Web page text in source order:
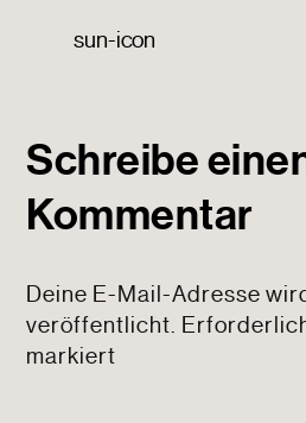
sun-icon
Schreibe
Kommentar
Deine E-Mail-Adresse
veröffentlicht.
markiert